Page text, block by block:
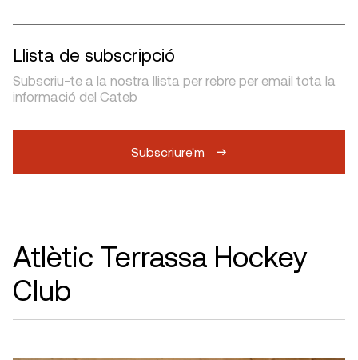
Llista de subscripció
Subscriu-te a la nostra llista per rebre per email tota la
informació del Cateb
Subscriure'm
Atlètic Terrassa Hockey
Club